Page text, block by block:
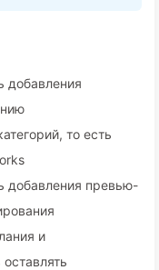
добавления
то есть
добавления превью-
и